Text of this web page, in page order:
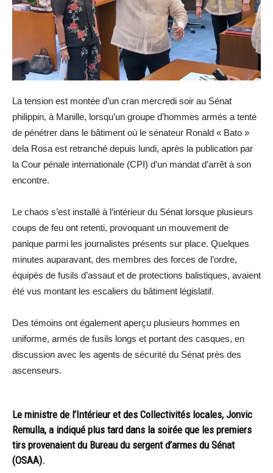
La tension est montée d’un cran mercredi soir au Sénat
philippin, à Manille, lorsqu’un groupe d’hommes armés a tenté
de pénétrer dans le bâtiment où le sénateur Ronald « Bato »
dela Rosa est retranché depuis lundi, après la publication par
la Cour pénale internationale (CPI) d’un mandat d’arrêt à son
encontre.
Le chaos s’est installé à l’intérieur du Sénat lorsque plusieurs
coups de feu ont retenti, provoquant un mouvement de
panique parmi les journalistes présents sur place. Quelques
minutes auparavant, des membres des forces de l’ordre,
équipés de fusils d’assaut et de protections balistiques, avaient
été vus montant les escaliers du bâtiment législatif.
Des témoins ont également aperçu plusieurs hommes en
uniforme, armés de fusils longs et portant des casques, en
discussion avec les agents de sécurité du Sénat près des
ascenseurs.
Le ministre de l’Intérieur et des Collectivités locales, Jonvic
Remulla, a indiqué plus tard dans la soirée que les premiers
tirs provenaient du Bureau du sergent d’armes du Sénat
(OSAA).